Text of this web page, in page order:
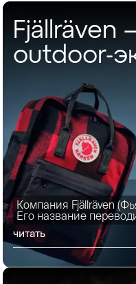
outdoor-
Компания Fjällräven
Его название
читать